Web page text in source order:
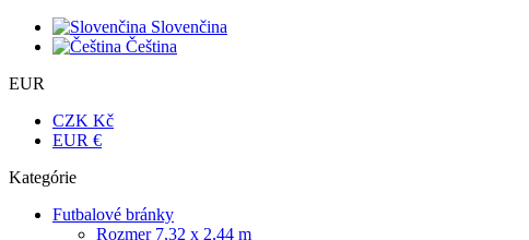
Slovenčina
Čeština
EUR
CZK Kč
EUR €
Kategórie
Futbalové bránky
Rozmer 7,32 x 2,44 m